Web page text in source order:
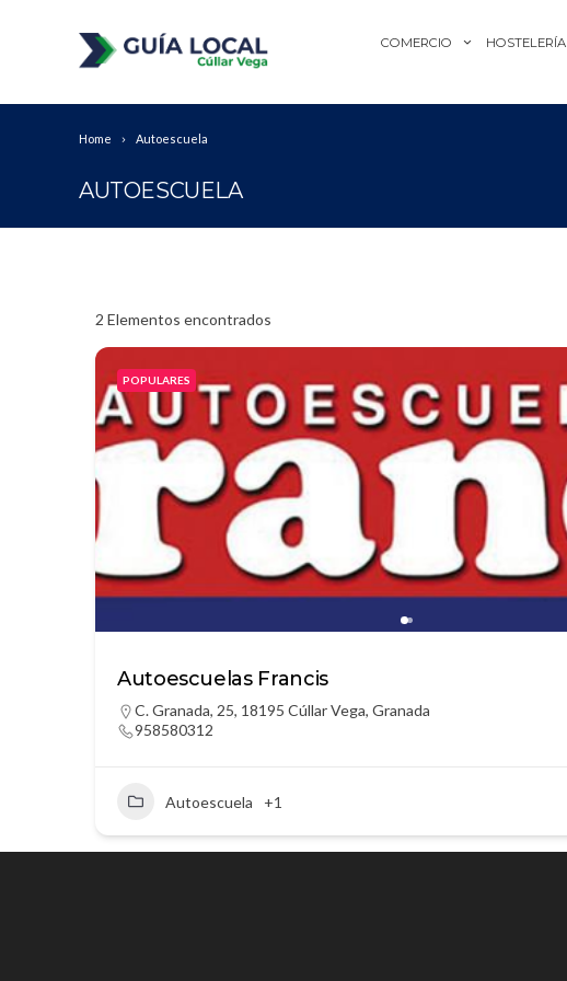
COMERCIO HOSTELERÍA
Home Autoescuela
AUTOESCUELA
2 Elementos encontrados
POPULARES
Autoescuelas Francis
C. Granada, 25, 18195 Cúllar Vega, Granada
958580312
Autoescuela +1